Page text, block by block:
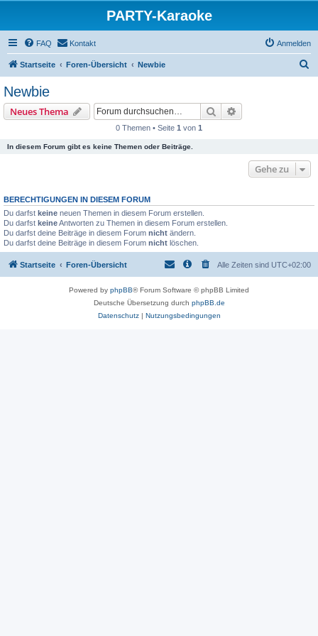
PARTY-Karaoke
FAQ Kontakt Anmelden
Startseite Foren-Übersicht Newbie
Newbie
Neues Thema Suche
0 Themen • Seite 1 von 1
In diesem Forum gibt es keine Themen oder Beiträge.
Gehe zu
BERECHTIGUNGEN IN DIESEM FORUM
Du darfst keine neuen Themen in diesem Forum erstellen.
Du darfst keineAntworten zu Themen in diesem Forum erstellen.
Du darfst deine Beiträge in diesem Forum nicht ändern.
Du darfst deine Beiträge in diesem Forum nicht löschen.
Startseite Foren-Übersicht Alle Zeiten sind UTC+02:00
Powered by phpBB® Forum Software © phpBB Limited
Deutsche Übersetzung durch phpBB.de
Datenschutz| Nutzungsbedingungen